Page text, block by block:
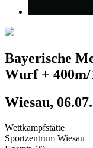
Bayerische
Wurf + 400m/
Wiesau,
Wettkampfstätte
Sportzentrum Wiesau